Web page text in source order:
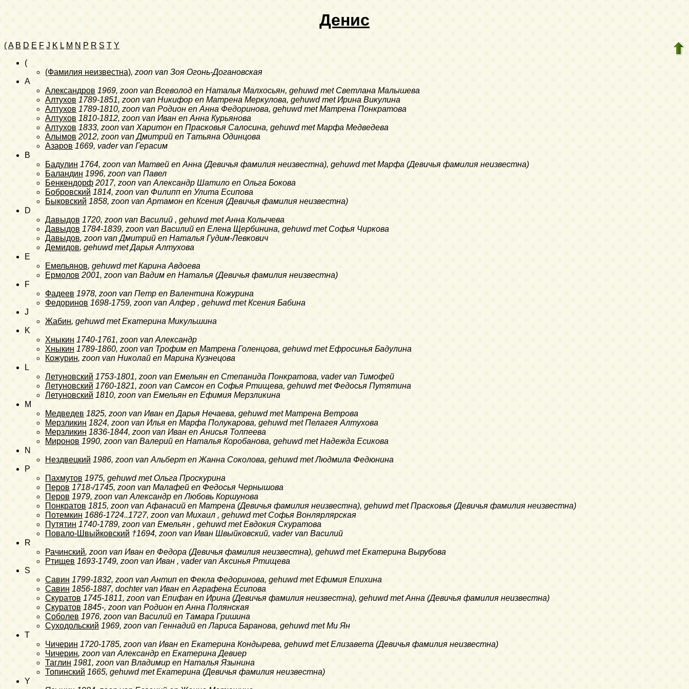
Денис
(A B D E F J K L M N P R S T Y
(
(Фамилия неизвестна), zoon van Зоя Огонь-Догановская
A
Александров 1969, zoon van Всеволод en Наталья Малхосьян, gehuwd met Светлана Малышева
Алтухов 1789-1851, zoon van Никифор en Матрена Меркулова, gehuwd met Ирина Викулина
Алтухов 1789-1810, zoon van Родион en Анна Федоринова, gehuwd met Матрена Понкратова
Алтухов 1810-1812, zoon van Иван en Анна Курьянова
Алтухов 1833, zoon van Харитон en Прасковья Салосина, gehuwd met Марфа Медведева
Алымов 2012, zoon van Дмитрий en Татьяна Одинцова
Азаров 1669, vader van Герасим
B
Бадулин 1764, zoon van Матвей en Анна (Девичья фамилия неизвестна), gehuwd met Марфа (Девичья фамилия неизвестна)
Баландин 1996, zoon van Павел
Бенкендорф 2017, zoon van Александр Шатило en Ольга Бокова
Бобровский 1814, zoon van Филипп en Улита Есипова
Быковский 1858, zoon van Артамон en Ксения (Девичья фамилия неизвестна)
D
Давыдов 1720, zoon van Василий , gehuwd met Анна Колычева
Давыдов 1784-1839, zoon van Василий en Елена Щербинина, gehuwd met Софья Чиркова
Давыдов, zoon van Дмитрий en Наталья Гудим-Левкович
Демидов, gehuwd met Дарья Алтухова
E
Емельянов, gehuwd met Карина Авдоева
Ермолов 2001, zoon van Вадим en Наталья (Девичья фамилия неизвестна)
F
Фадеев 1978, zoon van Петр en Валентина Кожурина
Федоринов 1698-1759, zoon van Алфер , gehuwd met Ксения Бабина
J
Жабин, gehuwd met Екатерина Микульшина
K
Хныкин 1740-1761, zoon van Александр
Хныкин 1789-1860, zoon van Трофим en Матрена Голенцова, gehuwd met Ефросинья Бадулина
Кожурин, zoon van Николай en Марина Кузнецова
L
Летуновский 1753-1801, zoon van Емельян en Степанида Понкратова, vader van Тимофей
Летуновский 1760-1821, zoon van Самсон en Софья Ртищева, gehuwd met Федосья Путятина
Летуновский 1810, zoon van Емельян en Ефимия Мерзликина
M
Медведев 1825, zoon van Иван en Дарья Нечаева, gehuwd met Матрена Ветрова
Мерзликин 1824, zoon van Илья en Марфа Полукарова, gehuwd met Пелагея Алтухова
Мерзликин 1836-1844, zoon van Иван en Анисья Толпеева
Миронов 1990, zoon van Валерий en Наталья Коробанова, gehuwd met Надежда Есикова
N
Нездвецкий 1986, zoon van Альберт en Жанна Соколова, gehuwd met Людмила Федюнина
P
Пахмутов 1975, gehuwd met Ольга Проскурина
Перов 1718-/1745, zoon van Малафей en Федосья Чернышова
Перов 1979, zoon van Александр en Любовь Коршунова
Понкратов 1815, zoon van Афанасий en Матрена (Девичья фамилия неизвестна), gehuwd met Прасковья (Девичья фамилия неизвестна)
Потемкин 1686-1724..1727, zoon van Михаил , gehuwd met Софья Вонлярлярская
Путятин 1740-1789, zoon van Емельян , gehuwd met Евдокия Скуратова
Повало-Швыйковский †1694, zoon van Иван Швыйковский, vader van Василий
R
Рачинский, zoon van Иван en Федора (Девичья фамилия неизвестна), gehuwd met Екатерина Вырубова
Ртищев 1693-1749, zoon van Иван , vader van Аксинья Ртищева
S
Савин 1799-1832, zoon van Антип en Фекла Федоринова, gehuwd met Ефимия Епихина
Савин 1856-1887, dochter van Иван en Аграфена Есипова
Скуратов 1745-1811, zoon van Епифан en Ирина (Девичья фамилия неизвестна), gehuwd met Анна (Девичья фамилия неизвестна)
Скуратов 1845-, zoon van Родион en Анна Полянская
Соболев 1976, zoon van Василий en Тамара Гришина
Суходольский 1969, zoon van Геннадий en Лариса Баранова, gehuwd met Ми Ян
T
Чичерин 1720-1785, zoon van Иван en Екатерина Кондырева, gehuwd met Елизавета (Девичья фамилия неизвестна)
Чичерин, zoon van Александр en Екатерина Девиер
Таглин 1981, zoon van Владимир en Наталья Язынина
Топинский 1665, gehuwd met Екатерина (Девичья фамилия неизвестна)
Y